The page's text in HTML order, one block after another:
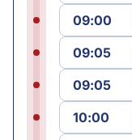
09:00
09:05
09:05
10:00